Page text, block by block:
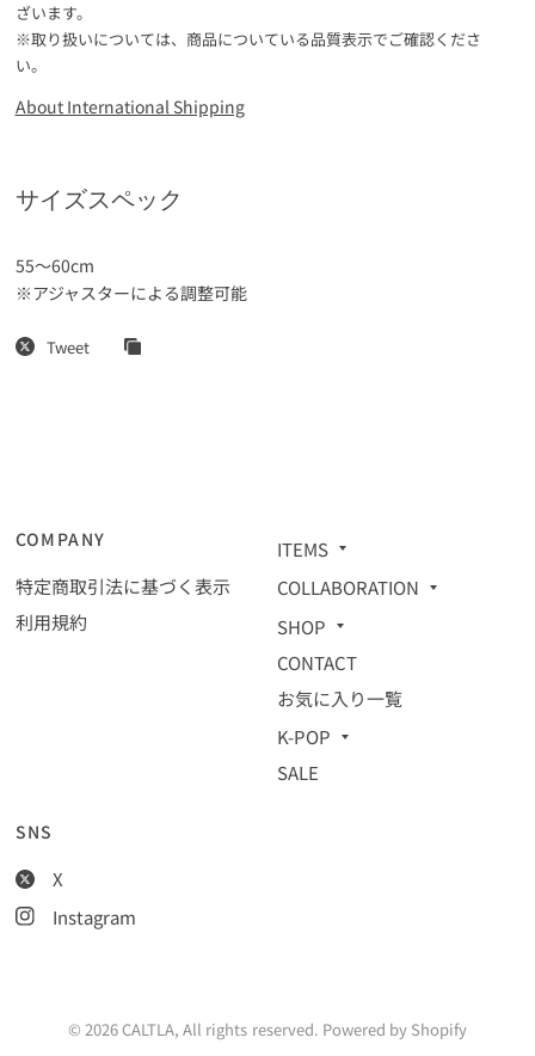
ざいます。
※取り扱いについては、商品についている品質表示でご確認くださ
い。
About International Shipping
サイズスペック
55～60cm
※アジャスターによる調整可能
Tweet
COMPANY
特定商取引法に基づく表示
利用規約
ITEMS
COLLABORATION
SHOP
CONTACT
お気に入り一覧
K-POP
SALE
SNS
X
Instagram
© 2026 CALTLA, All rights reserved. Powered by Shopify